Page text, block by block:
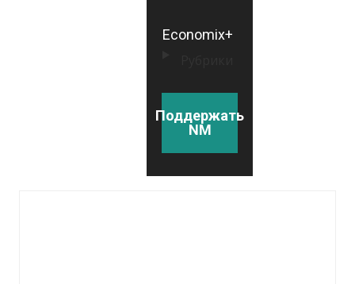
Economix+
Поддержать
NM